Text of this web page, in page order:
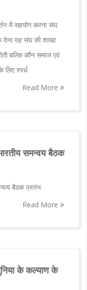
में सहयोग करना संघ
देना यह संघ की शाखा
बल्कि कौन समाज एवं
लिए स्पर्ध
Read More
समन्वय बैठक
बैठक प्रारंभ
Read More
के कल्याण के